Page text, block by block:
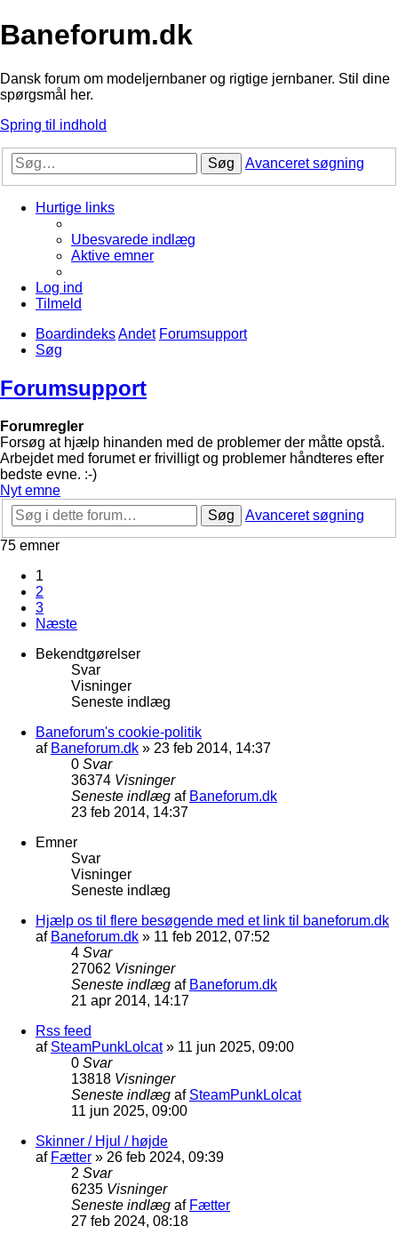
Baneforum.dk
Dansk forum om modeljernbaner og rigtige jernbaner. Stil dine
spørgsmål her.
Spring til indhold
Søg Avanceret søgning
Hurtige links
Ubesvarede indlæg
Aktive emner
Log ind
Tilmeld
BoardindeksAndet Forumsupport
Søg
Forumsupport
Forumregler
Forsøg at hjælp hinanden med de problemer der måtte opstå.
Arbejdet med forumet er frivilligt og problemer håndteres efter
bedste evne. :-)
Nyt emne
Søg
Avanceret søgning
75 emner
1
2
3
Næste
Bekendtgørelser
Svar
Visninger
Seneste indlæg
Baneforum's cookie-politik
af Baneforum.dk » 23 feb 2014, 14:37
0 Svar
36374 Visninger
Seneste indlæg af Baneforum.dk
23 feb 2014, 14:37
Emner
Svar
Visninger
Seneste indlæg
Hjælp os til flere besøgende med et link til baneforum.dk
af Baneforum.dk » 11 feb 2012, 07:52
4 Svar
27062 Visninger
Seneste indlæg af Baneforum.dk
21 apr 2014, 14:17
Rss feed
af SteamPunkLolcat» 11 jun 2025, 09:00
0 Svar
13818 Visninger
Seneste indlæg af SteamPunkLolcat
11 jun 2025, 09:00
Skinner / Hjul / højde
af Fætter » 26 feb 2024, 09:39
2 Svar
6235 Visninger
Seneste indlæg af Fætter
27 feb 2024, 08:18